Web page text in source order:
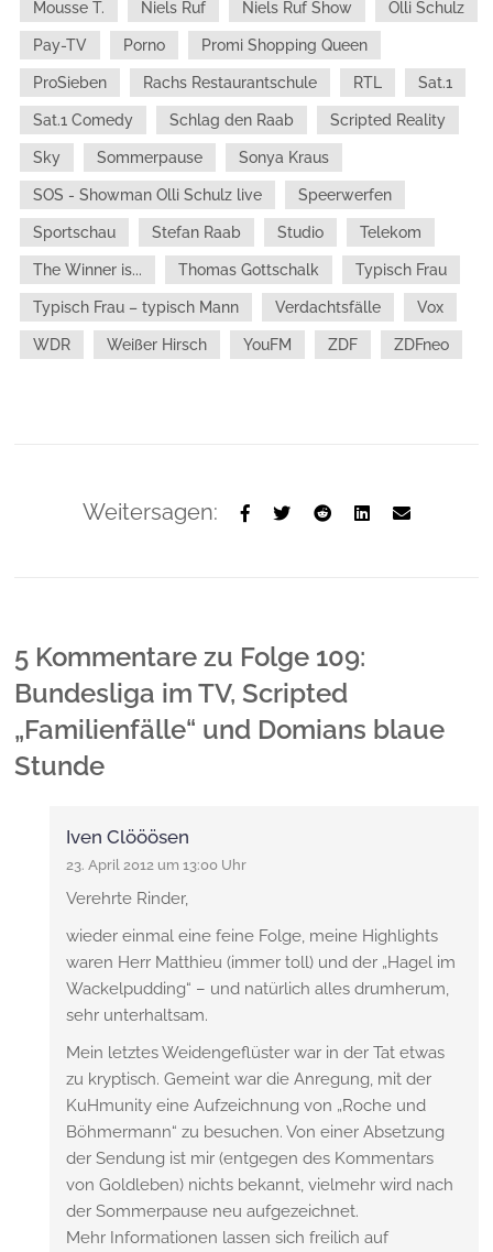
Mousse T. Niels Ruf Niels Ruf Show Olli Schulz
Pay-TV Porno Promi Shopping Queen
ProSieben Rachs Restaurantschule RTL Sat.1
Sat.1 Comedy Schlag den Raab Scripted Reality
Sky Sommerpause Sonya Kraus
SOS - Showman Olli Schulz live Speerwerfen
Sportschau Stefan Raab Studio Telekom
The Winner is... Thomas Gottschalk Typisch Frau
Typisch Frau – typisch Mann Verdachtsfälle Vox
WDR Weißer Hirsch YouFM ZDF ZDFneo
Weitersagen:
5 Kommentare zu Folge 109:
Bundesliga im TV, Scripted
„Familienfälle“ und Domians blaue
Stunde
Iven Clööösen
23. April 2012 um 13:00 Uhr
Verehrte Rinder,
wieder einmal eine feine Folge, meine Highlights
waren Herr Matthieu (immer toll) und der „Hagel im
Wackelpudding“ – und natürlich alles drumherum,
sehr unterhaltsam.
Mein letztes Weidengeflüster war in der Tat etwas
zu kryptisch. Gemeint war die Anregung, mit der
KuHmunity eine Aufzeichnung von „Roche und
Böhmermann“ zu besuchen. Von einer Absetzung
der Sendung ist mir (entgegen des Kommentars
von Goldleben) nichts bekannt, vielmehr wird nach
der Sommerpause neu aufgezeichnet.
Mehr Informationen lassen sich freilich auf